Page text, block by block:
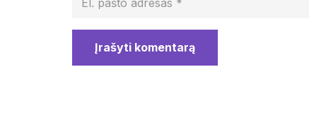
Įrašyti komentarą